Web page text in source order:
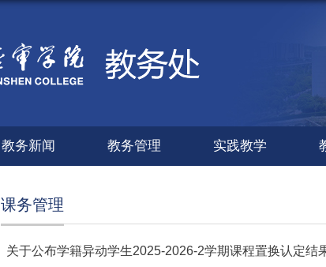
教务新闻 教务管理 实践教学
课务管理
关于公布学籍异动学生2025-2026-2学期课程置换认定结